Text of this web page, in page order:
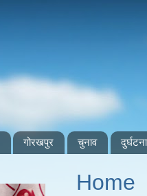
गोरखपुर चुनाव दुर्घटना
Home